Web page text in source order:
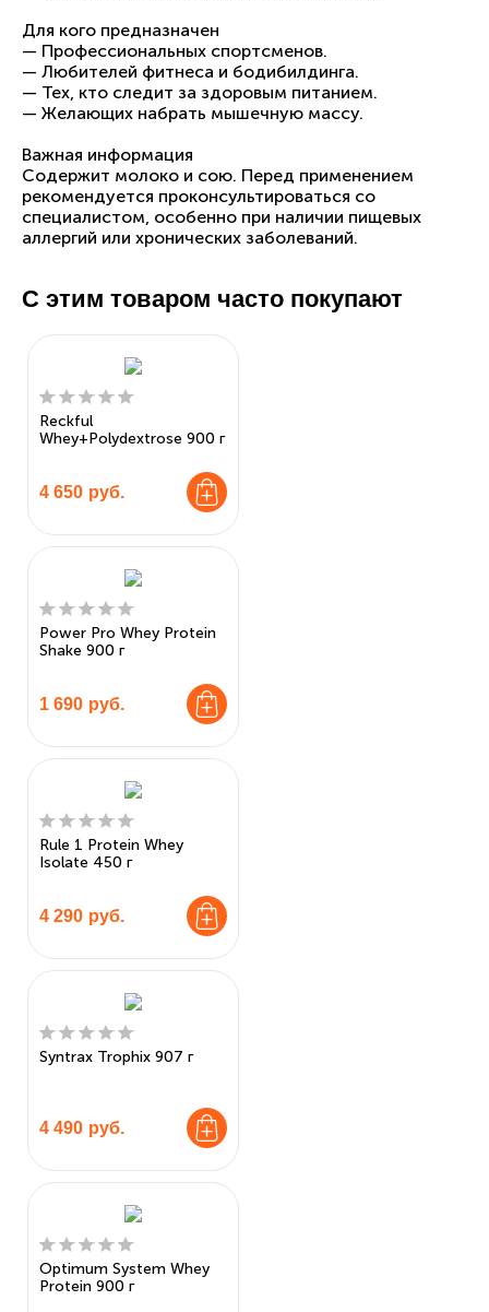
Для кого предназначен
— Профессиональных спортсменов.
— Любителей фитнеса и бодибилдинга.
— Тех, кто следит за здоровым питанием.
— Желающих набрать мышечную массу.
Важная информация
Содержит молоко и сою. Перед применением
рекомендуется проконсультироваться со
специалистом, особенно при наличии пищевых
аллергий или хронических заболеваний.
С этим товаром часто покупают
Reckful
Whey+Polydextrose 900 г
4 650 руб.
Power Pro Whey Protein
Shake 900 г
1 690 руб.
Rule 1 Protein Whey
Isolate 450 г
4 290 руб.
Syntrax Trophix 907 г
4 490 руб.
Optimum System Whey
Protein 900 г